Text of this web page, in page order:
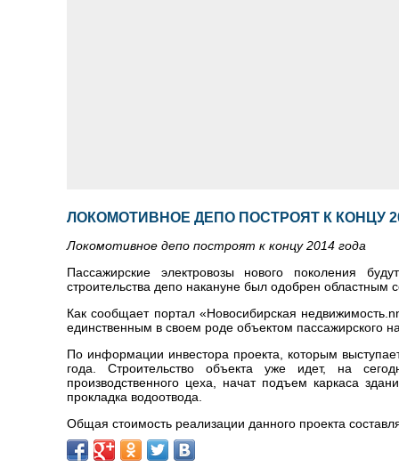
ЛОКОМОТИВНОЕ ДЕПО ПОСТРОЯТ К КОНЦУ
Локомотивное депо построят к концу 2014 года
Пассажирские электровозы нового поколения
строительства депо накануне был одобрен областным
Как сообщает портал «Новосибирская
единственным в своем роде объектом пассажирского
По информации инвестора проекта, которым
года. Строительство объекта уже идет, на
производственного цеха, начат подъем каркаса
прокладка водоотвода.
Общая стоимость реализации данного проекта